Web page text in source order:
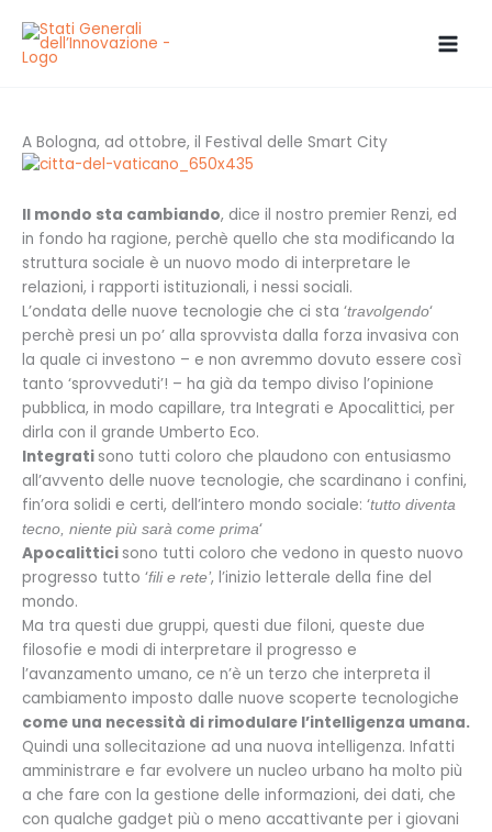
contenuto
A Bologna, ad ottobre, il Festival delle Smart City
Il mondo sta cambiando, dice il nostro premier Renzi, ed
in fondo ha ragione, perchè quello che sta modificando la
struttura sociale è un nuovo modo di interpretare le
relazioni, i rapporti istituzionali, i nessi sociali.
L’ondata delle nuove tecnologie che ci sta ‘travolgendo‘
perchè presi un po’ alla sprovvista dalla forza invasiva con
la quale ci investono – e non avremmo dovuto essere così
tanto ‘sprovveduti’! – ha già da tempo diviso l’opinione
pubblica, in modo capillare, tra Integrati e Apocalittici, per
dirla con il grande Umberto Eco.
Integrati sono tutti coloro che plaudono con entusiasmo
all’avvento delle nuove tecnologie, che scardinano i confini,
fin’ora solidi e certi, dell’intero mondo sociale: ‘tutto diventa
tecno, niente più sarà come prima‘
Apocalittici sono tutti coloro che vedono in questo nuovo
progresso tutto ‘fili e rete’, l’inizio letterale della fine del
mondo.
Ma tra questi due gruppi, questi due filoni, queste due
filosofie e modi di interpretare il progresso e
l’avanzamento umano, ce n’è un terzo che interpreta il
cambiamento imposto dalle nuove scoperte tecnologiche
come una necessità di rimodulare l’intelligenza umana.
Quindi una sollecitazione ad una nuova intelligenza. Infatti
amministrare e far evolvere un nucleo urbano ha molto più
a che fare con la gestione delle informazioni, dei dati, che
con qualche gadget più o meno accattivante per i giovani